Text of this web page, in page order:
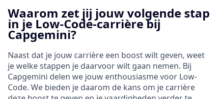
Waarom zet jij jouw volgende stap
in je Low-Code-carrière bij
Capgemini?
Naast dat je jouw carrière een boost wilt geven, weet
je welke stappen je daarvoor wilt gaan nemen. Bij
Capgemini delen we jouw enthousiasme voor Low-
Code. We bieden je daarom de kans om je carrière